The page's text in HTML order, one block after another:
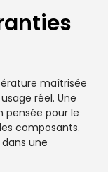
maîtrisée
réel. Une
pour le
composants.
dans une